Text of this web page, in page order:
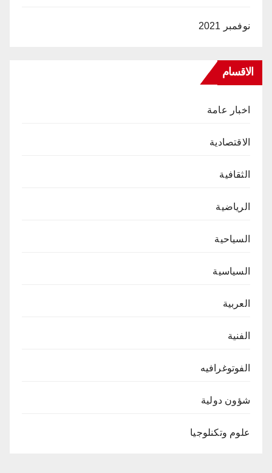
نوفمبر 2021
الاقسام
اخبار عامة
الاقتصادية
الثقافية
الرياضية
السياحية
السياسية
العربية
الفنية
الفوتوغرافيه
شؤون دولية
علوم وتكنلوجيا